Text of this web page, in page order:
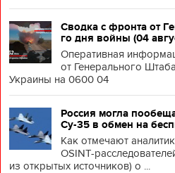
Сводка с фронта от
го дня войны (04
Оперативная
от Генерального
Украины на 0600 04
Россия могла
Су-35 в обмен на
Как отмечают
OSINT-
из открытых источников) о ...